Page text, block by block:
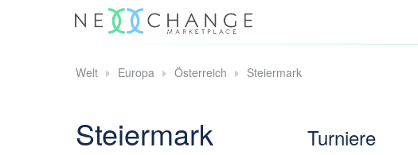
Welt Europa Österreich Steiermark
Steiermark Turniere